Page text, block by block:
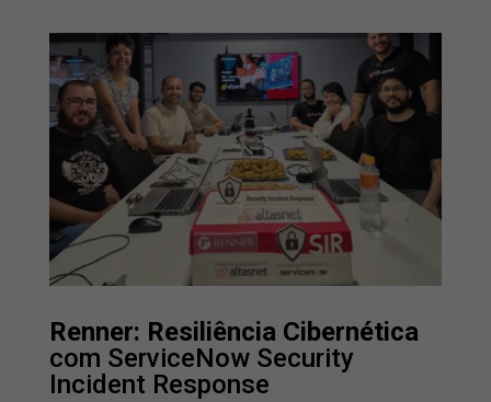
Renner: Resiliência Cibernética
com ServiceNow Security
Incident Response